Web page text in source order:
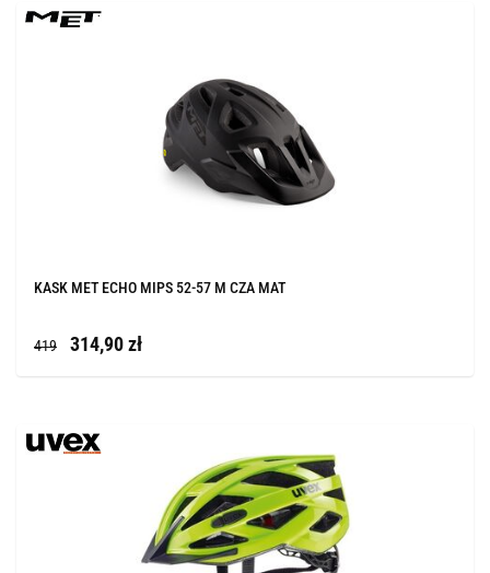
KASK MET ECHO MIPS 52-57 M CZA MAT
419 314,90 zł